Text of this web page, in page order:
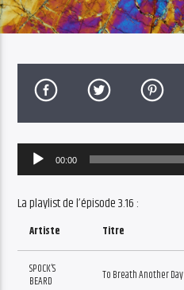
Audio
Player
00:00
La playlist de l’épisode 3.16 :
Artiste Titre
SPOCK’S
BEARD
To Breath Another Day